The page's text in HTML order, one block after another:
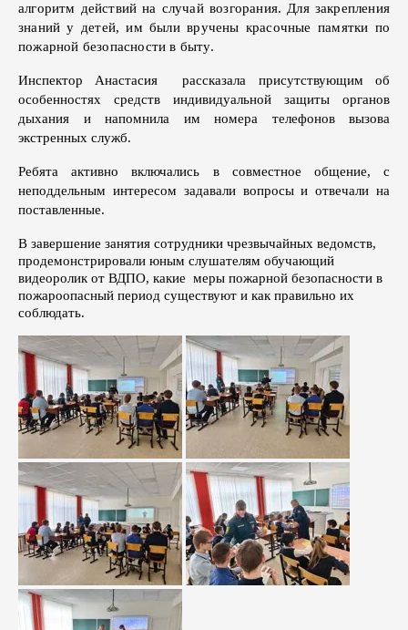
алгоритм действий на случай возгорания. Для закрепления
знаний у детей, им были вручены красочные памятки по
пожарной безопасности в быту.
Инспектор Анастасия рассказала присутствующим об
особенностях средств индивидуальной защиты органов
дыхания и напомнила им номера телефонов вызова
экстренных служб.
Ребята активно включались в совместное общение, с
неподдельным интересом задавали вопросы и отвечали на
поставленные.
В завершение занятия сотрудники чрезвычайных ведомств,
продемонстрировали юным слушателям обучающий
видеоролик от ВДПО, какие меры пожарной безопасности в
пожароопасный период существуют и как правильно их
соблюдать.